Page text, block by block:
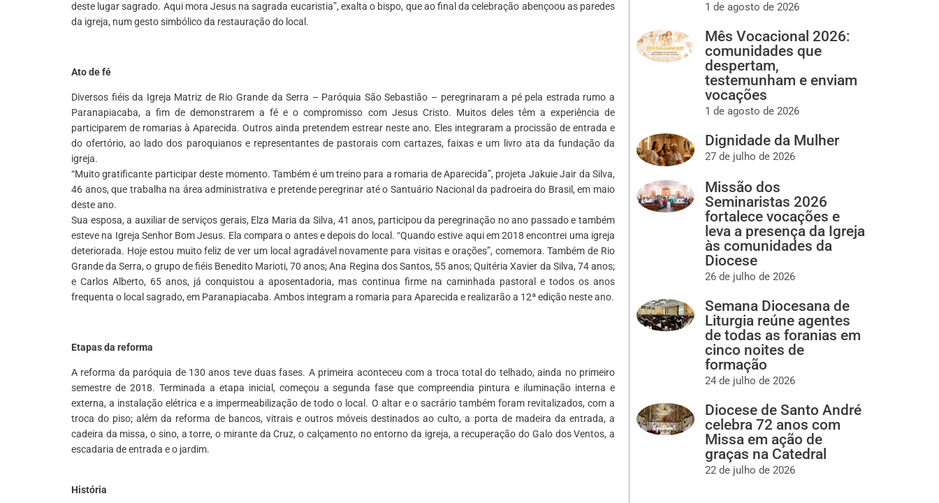
deste lugar sagrado. Aqui mora Jesus na sagrada eucaristia”, exalta o bispo, que ao final da celebração abençoou as paredes
da igreja, num gesto simbólico da restauração do local.
Ato de fé
Diversos fiéis da Igreja Matriz de Rio Grande da Serra – Paróquia São Sebastião – peregrinaram a pé pela estrada rumo a
Paranapiacaba, a fim de demonstrarem a fé e o compromisso com Jesus Cristo. Muitos deles têm a experiência de
participarem de romarias à Aparecida. Outros ainda pretendem estrear neste ano. Eles integraram a procissão de entrada e
do ofertório, ao lado dos paroquianos e representantes de pastorais com cartazes, faixas e um livro ata da fundação da
igreja.
“Muito gratificante participar deste momento. Também é um treino para a romaria de Aparecida”, projeta Jakuie Jair da Silva,
46 anos, que trabalha na área administrativa e pretende peregrinar até o Santuário Nacional da padroeira do Brasil, em maio
deste ano.
Sua esposa, a auxiliar de serviços gerais, Elza Maria da Silva, 41 anos, participou da peregrinação no ano passado e também
esteve na Igreja Senhor Bom Jesus. Ela compara o antes e depois do local. “Quando estive aqui em 2018 encontrei uma igreja
deteriorada. Hoje estou muito feliz de ver um local agradável novamente para visitas e orações”, comemora. Também de Rio
Grande da Serra, o grupo de fiéis Benedito Marioti, 70 anos; Ana Regina dos Santos, 55 anos; Quitéria Xavier da Silva, 74 anos;
e Carlos Alberto, 65 anos, já conquistou a aposentadoria, mas continua firme na caminhada pastoral e todos os anos
frequenta o local sagrado, em Paranapiacaba. Ambos integram a romaria para Aparecida e realizarão a 12ª edição neste ano.
Etapas da reforma
A reforma da paróquia de 130 anos teve duas fases. A primeira aconteceu com a troca total do telhado, ainda no primeiro
semestre de 2018. Terminada a etapa inicial, começou a segunda fase que compreendia pintura e iluminação interna e
externa, a instalação elétrica e a impermeabilização de todo o local. O altar e o sacrário também foram revitalizados, com a
troca do piso; além da reforma de bancos, vitrais e outros móveis destinados ao culto, a porta de madeira da entrada, a
cadeira da missa, o sino, a torre, o mirante da Cruz, o calçamento no entorno da igreja, a recuperação do Galo dos Ventos, a
escadaria de entrada e o jardim.
História
1 de agosto de 2026
Mês Vocacional 2026:
comunidades que
despertam,
testemunham e enviam
vocações
1 de agosto de 2026
Dignidade da Mulher
27 de julho de 2026
Missão dos
Seminaristas 2026
fortalece vocações e
leva a presença da Igreja
às comunidades da
Diocese
26 de julho de 2026
Semana Diocesana de
Liturgia reúne agentes
de todas as foranias em
cinco noites de
formação
24 de julho de 2026
Diocese de Santo André
celebra 72 anos com
Missa em ação de
graças na Catedral
22 de julho de 2026